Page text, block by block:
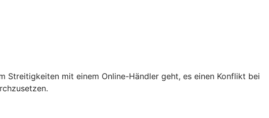
Streitigkeiten mit einem Online-Händler geht, es einen Konflikt bei